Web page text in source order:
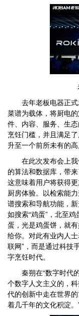
去年老板电器正式
菜谱为载体，将厨电
件、内容、服务、生
烹饪门槛，并且满足
升至一个前所未有的高
在此次发布会上我
的算法和数据库，带
这意味着用户将获得
厨房体验。以检索能
谱搜索和导航功能，
如搜索“鸡蛋”，北至
蛋，光是鸡蛋饼，就
给你。对此有业内人
联网”，而是通过科技
字烹饪时代。
秦朔在“数字时代的
个数字人文主义的，
代的创新中走在世界
着几千年的文化积淀。